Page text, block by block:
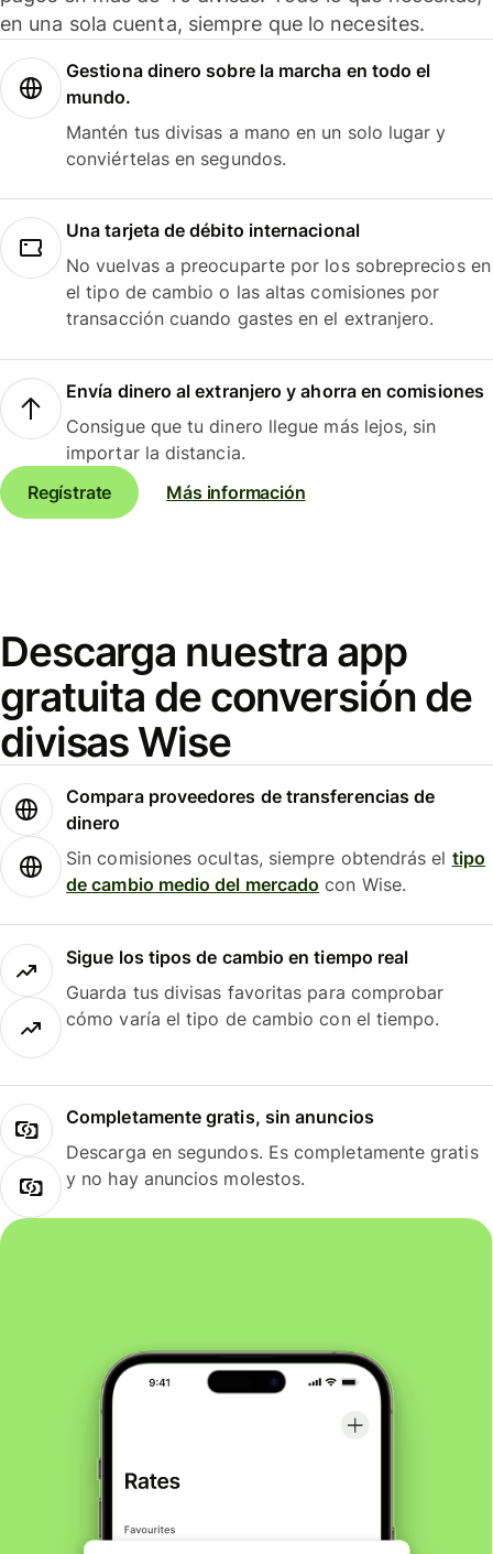
en una sola cuenta, siempre que lo necesites.
Gestiona dinero sobre la marcha en todo el
mundo.
Mantén tus divisas a mano en un solo lugar y
conviértelas en segundos.
Una tarjeta de débito internacional
No vuelvas a preocuparte por los sobreprecios en
el tipo de cambio o las altas comisiones por
transacción cuando gastes en el extranjero.
Envía dinero al extranjero y ahorra en comisiones
Consigue que tu dinero llegue más lejos, sin
importar la distancia.
Regístrate
Más información
Descarga nuestra app
gratuita de conversión de
divisas Wise
Compara proveedores de transferencias de
dinero
Sin comisiones ocultas, siempre obtendrás el tipo
de cambio medio del mercado con Wise.
Sigue los tipos de cambio en tiempo real
Guarda tus divisas favoritas para comprobar
cómo varía el tipo de cambio con el tiempo.
Completamente gratis, sin anuncios
Descarga en segundos. Es completamente gratis
y no hay anuncios molestos.